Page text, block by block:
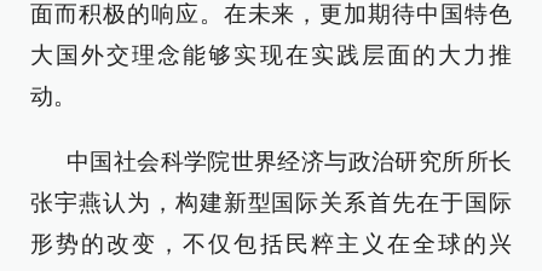
面而积极的响应。在未来，更加期待中国特色
大国外交理念能够实现在实践层面的大力推
动。
中国社会科学院世界经济与政治研究所所长
张宇燕认为，构建新型国际关系首先在于国际
形势的改变，不仅包括民粹主义在全球的兴